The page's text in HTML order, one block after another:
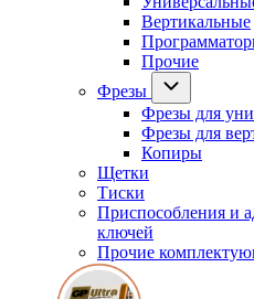
Вертикальные
Прочие
Фрезы
Фрезы для
Фрезы для
Копиры
Щетки
Тиски
Приспособления и
ключей
Прочие